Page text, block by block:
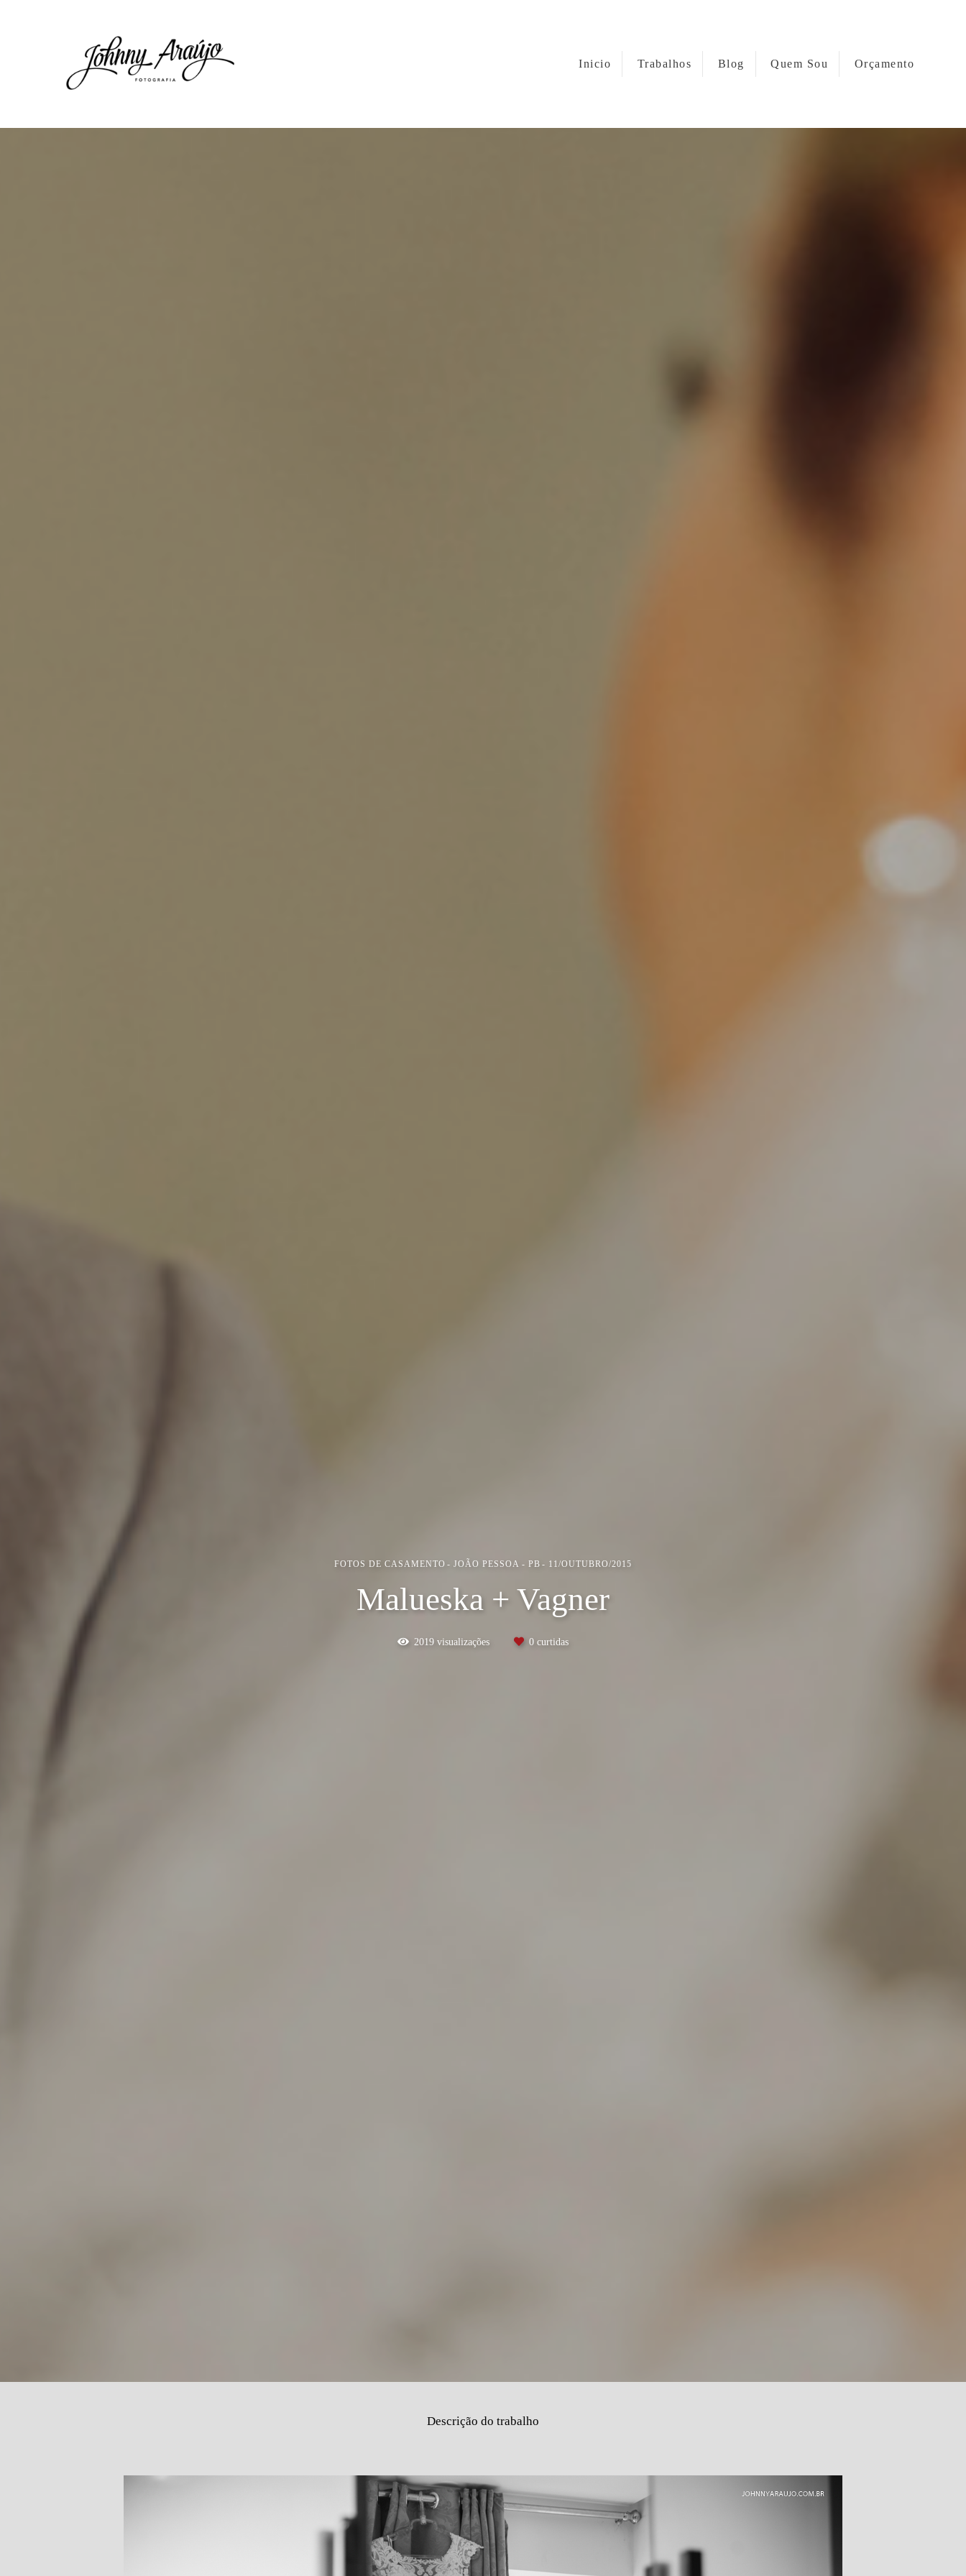
Inicio Trabalhos Blog Quem Sou Orçamento
FOTOS DE CASAMENTO JOÃO PESSOA - PB 11/OUTUBRO/2015
Malueska + Vagner
2019 visualizações 0 curtidas
Descrição do trabalho